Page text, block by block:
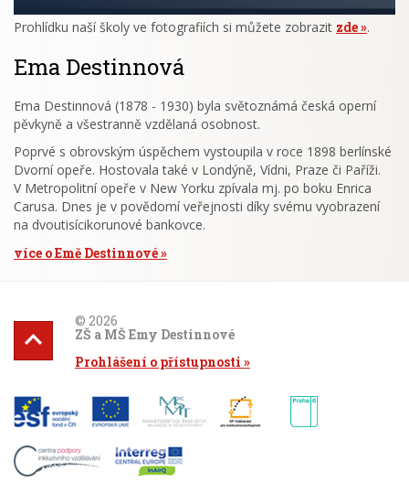
Prohlídku naší školy ve fotografiích si můžete zobrazit zde .
Ema Destinnová
Ema Destinnová (1878 - 1930) byla světoznámá česká operní
pěvkyně a všestranně vzdělaná osobnost.
Poprvé s obrovským úspěchem vystoupila v roce 1898 berlínské
Dvorní opeře. Hostovala také v Londýně, Vídni, Praze či Paříži.
V Metropolitní opeře v New Yorku zpívala mj. po boku Enrica
Carusa. Dnes je v povědomí veřejnosti díky svému vyobrazení
na dvoutisícikorunové bankovce.
více o Emě Destinnové
© 2026
ZŠ a MŠ Emy Destinnové
Prohlášení o přístupnosti